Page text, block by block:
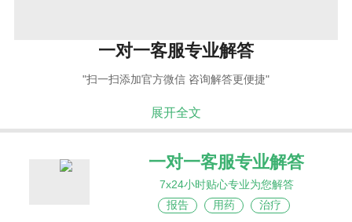
一对一客服专业解答
"扫一扫添加官方微信 咨询解答更便捷"
展开全文
一对一客服专业解答
7x24小时贴心专业为您解答
报告
用药 治疗